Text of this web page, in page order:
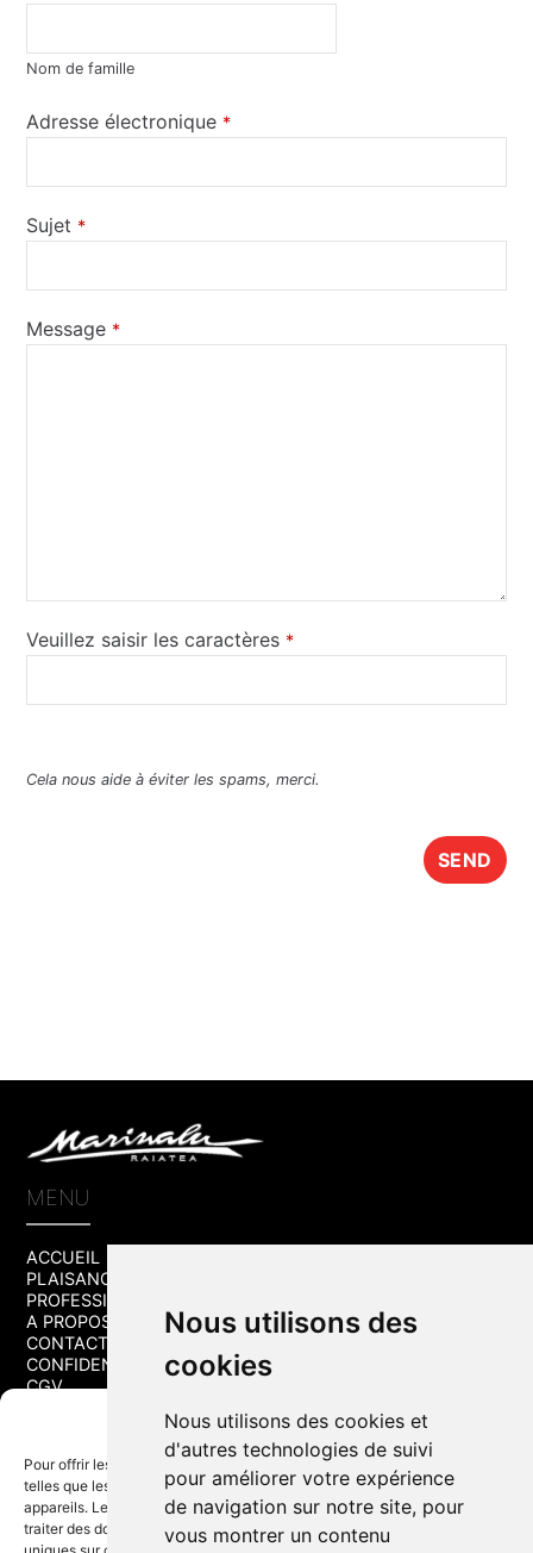
Nous utilisons des
cookies
Nous utilisons des cookies et
d'autres technologies de suivi
pour améliorer votre expérience
de navigation sur notre site, pour
vous montrer un contenu
Gérer le consentement
Pour offrir les meilleures expériences, nous utilisons des technologies
telles que les cookies pour stocker et/ou accéder aux informations des
appareils. Le fait de consentir à ces technologies nous permettra de
traiter des données telles que le comportement de navigation ou les ID
Nom de famille
Adresse électronique *
Sujet *
Message *
Veuillez saisir les caractères *
Cela nous aide à éviter les spams, merci.
SEND
o
d
e
f
t
b
l
a
n
k
BACK
TO
MENU
ACCUEIL
PLAISANCE
PROFESSIONNEL
A PROPOS
CONTACT
CONFIDENTIALITÉ
CGV
CONTACTEZ-NOUS
+689
40.66.25.04
CONTACT@MARINALU.PF
BP 594 UTUROA